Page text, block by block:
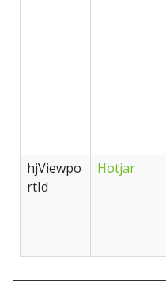
hjViewpo
rtId
Hotjar